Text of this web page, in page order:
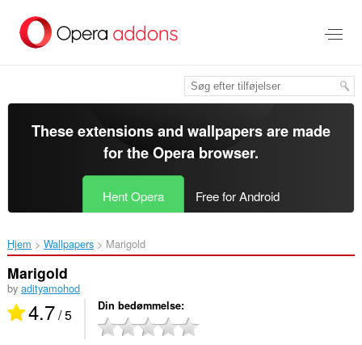
hovedindhold
These extensions and wallpapers are made
for theOpera browser.
Hent Opera Free for Android
Hjem Wallpapers Marigold‎
Marigold
by adityamohod
4.7/ 5 Din bedømmelse